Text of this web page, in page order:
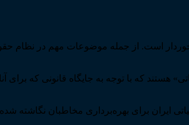
است. از جمله موضوعات مهم در نظام
هستند که با توجه به جایگاه قانونی که
ایران برای بهره‌برداری مخاطبان نگاشته